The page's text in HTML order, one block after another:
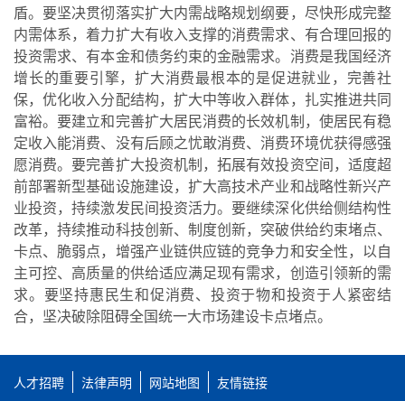
盾。要坚决贯彻落实扩大内需战略规划纲要，尽快形成完整
内需体系，着力扩大有收入支撑的消费需求、有合理回报的
投资需求、有本金和债务约束的金融需求。消费是我国经济
增长的重要引擎，扩大消费最根本的是促进就业，完善社
保，优化收入分配结构，扩大中等收入群体，扎实推进共同
富裕。要建立和完善扩大居民消费的长效机制，使居民有稳
定收入能消费、没有后顾之忧敢消费、消费环境优获得感强
愿消费。要完善扩大投资机制，拓展有效投资空间，适度超
前部署新型基础设施建设，扩大高技术产业和战略性新兴产
业投资，持续激发民间投资活力。要继续深化供给侧结构性
改革，持续推动科技创新、制度创新，突破供给约束堵点、
卡点、脆弱点，增强产业链供应链的竞争力和安全性，以自
主可控、高质量的供给适应满足现有需求，创造引领新的需
求。要坚持惠民生和促消费、投资于物和投资于人紧密结
合，坚决破除阻碍全国统一大市场建设卡点堵点。
人才招聘 法律声明 网站地图 友情链接